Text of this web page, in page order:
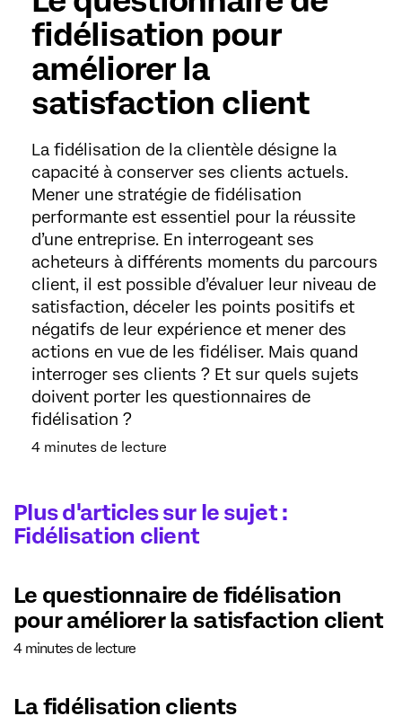
fidélisation pour
améliorer la
satisfaction client
La fidélisation de la clientèle désigne la
capacité à conserver ses clients actuels.
Mener une stratégie de fidélisation
performante est essentiel pour la réussite
d’une entreprise. En interrogeant ses
acheteurs à différents moments du parcours
client, il est possible d’évaluer leur niveau de
satisfaction, déceler les points positifs et
négatifs de leur expérience et mener des
actions en vue de les fidéliser. Mais quand
interroger ses clients ? Et sur quels sujets
doivent porter les questionnaires de
fidélisation ?
4 minutes de lecture
Plus d'articles sur le sujet :
Fidélisation client
Le questionnaire de fidélisation
pour améliorer la satisfaction client
4 minutes de lecture
La fidélisation clients